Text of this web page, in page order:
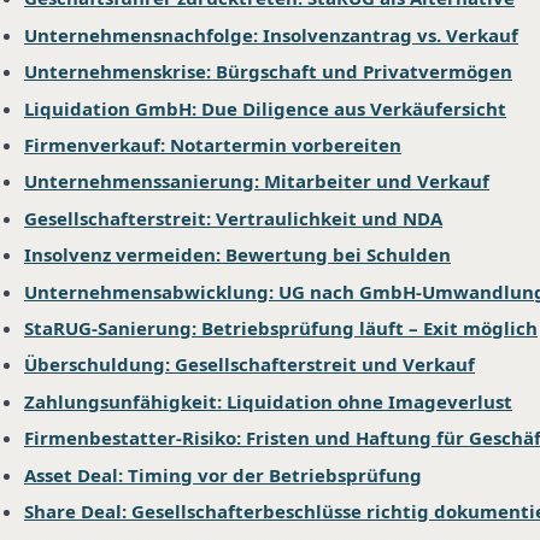
Unternehmensnachfolge: Insolvenzantrag vs. Verkauf
Unternehmenskrise: Bürgschaft und Privatvermögen
Liquidation GmbH: Due Diligence aus Verkäufersicht
Firmenverkauf: Notartermin vorbereiten
Unternehmenssanierung: Mitarbeiter und Verkauf
Gesellschafterstreit: Vertraulichkeit und NDA
Insolvenz vermeiden: Bewertung bei Schulden
Unternehmensabwicklung: UG nach GmbH-
StaRUG-Sanierung: Betriebsprüfung läuft – Exit möglich
Überschuldung: Gesellschafterstreit und Verkauf
Zahlungsunfähigkeit: Liquidation ohne Imageverlust
Firmenbestatter-Risiko: Fristen und Haftung für
Asset Deal: Timing vor der Betriebsprüfung
Share Deal: Gesellschafterbeschlüsse richtig